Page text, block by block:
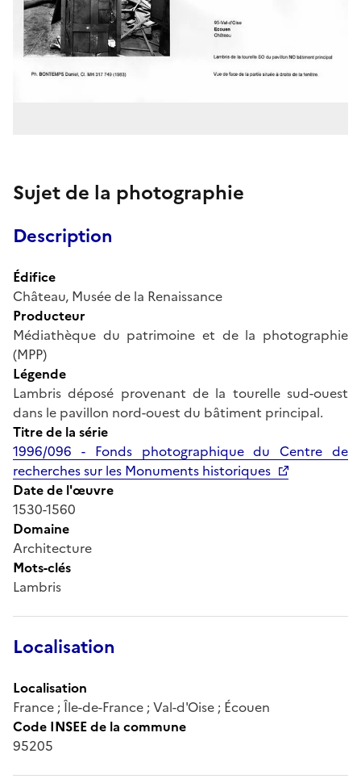
Sujet de la photographie
Description
Édifice
Château, Musée de la Renaissance
Producteur
Médiathèque du patrimoine et de la photographie
(MPP)
Légende
Lambris déposé provenant de la tourelle sud-ouest
dans le pavillon nord-ouest du bâtiment principal.
Titre de la série
1996/096 - Fonds photographique du Centre de
recherches sur les Monuments historiques
Date de l'œuvre
1530-1560
Domaine
Architecture
Mots-clés
Lambris
Localisation
Localisation
France ; Île-de-France ; Val-d'Oise ; Écouen
Code INSEE de la commune
95205